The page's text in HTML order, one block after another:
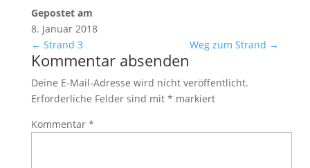
Gepostet am
8. Januar 2018
← Strand 3 Weg zum Strand →
Kommentar absenden
Deine E-Mail-Adresse wird nicht veröffentlicht.
Erforderliche Felder sind mit * markiert
Kommentar *